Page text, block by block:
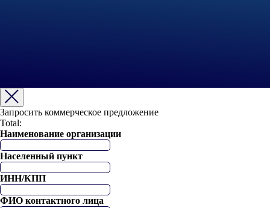
Запросить коммерческое предложение
Total:
Наименование организации
Населенный пункт
ИНН/КПП
ФИО контактного лица